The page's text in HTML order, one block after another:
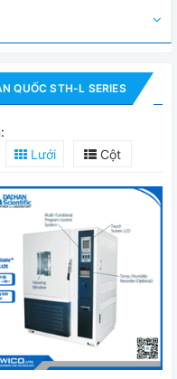
QUỐC STH-L SERIES
Lưới
Cột